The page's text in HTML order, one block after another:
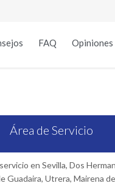
FAQ Opiniones
en Sevilla
Área de Servicio
en Sevilla, Dos
Guadaira, Utrera, Mairena